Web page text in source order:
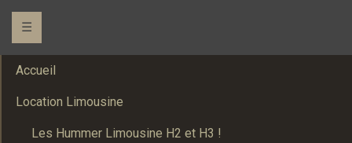
☰
Accueil
Location Limousine
Les Hummer Limousine H2 et H3 !